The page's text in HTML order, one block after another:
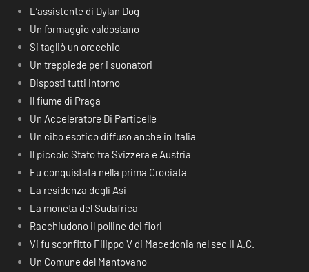
L’assistente di Dylan Dog
Un formaggio valdostano
Si tagliò un orecchio
Un treppiede per i suonatori
Disposti tutti intorno
Il fiume di Praga
Un Acceleratore Di Particelle
Un cibo esotico diffuso anche in Italia
Il piccolo Stato tra Svizzera e Austria
Fu conquistata nella prima Crociata
La residenza degli Asi
La moneta del Sudafrica
Racchiudono il polline dei fiori
Vi fu sconfitto Filippo V di Macedonia nel sec II A.C.
Un Comune del Mantovano